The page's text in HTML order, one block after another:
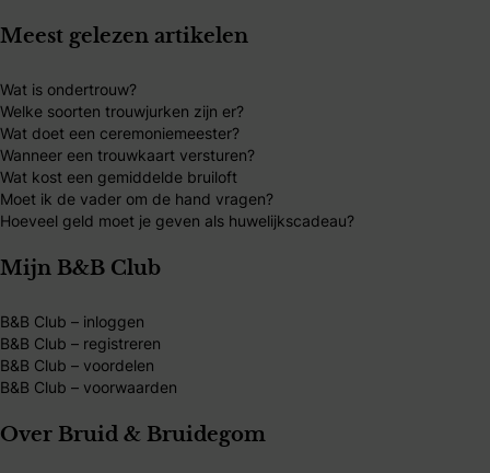
Meest gelezen artikelen
Wat is ondertrouw?
Welke soorten trouwjurken zijn er?
Wat doet een ceremoniemeester?
Wanneer een trouwkaart versturen?
Wat kost een gemiddelde bruiloft
Moet ik de vader om de hand vragen?
Hoeveel geld moet je geven als huwelijkscadeau?
Mijn B&B Club
B&B Club – inloggen
B&B Club – registreren
B&B Club – voordelen
B&B Club – voorwaarden
Over Bruid & Bruidegom